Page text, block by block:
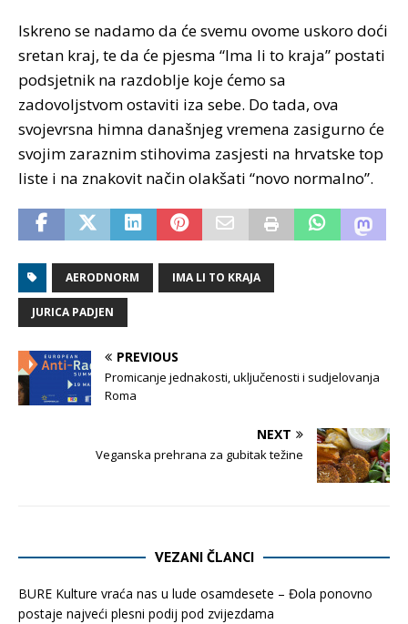
Iskreno se nadamo da će svemu ovome uskoro doći
sretan kraj, te da će pjesma “Ima li to kraja” postati
podsjetnik na razdoblje koje ćemo sa
zadovoljstvom ostaviti iza sebe. Do tada, ova
svojevrsna himna današnjeg vremena zasigurno će
svojim zaraznim stihovima zasjesti na hrvatske top
liste i na znakovit način olakšati “novo normalno”.
AERODNORM IMA LI TO KRAJA
JURICA PADJEN
PREVIOUS
Promicanje jednakosti, uključenosti i sudjelovanja
Roma
NEXT
Veganska prehrana za gubitak težine
VEZANI ČLANCI
BURE Kulture vraća nas u lude osamdesete – Đola ponovno
postaje najveći plesni podij pod zvijezdama